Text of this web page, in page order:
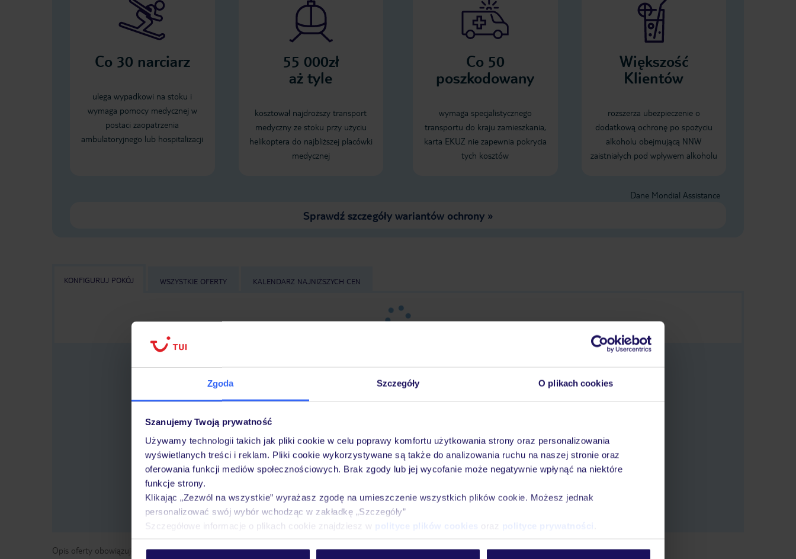
Zgoda Szczegóły O plikach cookies
Szanujemy Twoją prywatność
Używamy technologii takich jak pliki cookie w celu poprawy komfortu użytkowania strony oraz personalizowania
wyświetlanych treści i reklam. Pliki cookie wykorzystywane są także do analizowania ruchu na naszej stronie oraz
oferowania funkcji mediów społecznościowych. Brak zgody lub jej wycofanie może negatywnie wpłynąć na niektóre
funkcje strony.
Klikając „Zezwól na wszystkie” wyrażasz zgodę na umieszczenie wszystkich plików cookie. Możesz jednak
personalizować swój wybór wchodząc w zakładkę „Szczegóły”
Szczegółowe informacje o plikach cookie znajdziesz w polityce plików cookies oraz polityce prywatności
Co 30 narciarz
ulega wypadkowi na stoku i
wymaga pomocy medycznej w
postaci zaopatrzenia
ambulatoryjnego lub hospitalizacji
55 000zł
aż tyle
kosztował najdroższy transport
medyczny ze stoku przy użyciu
helikoptera do najbliższej placówki
medycznej
Co 50
poszkodowany
wymaga specjalistycznego
transportu do kraju zamieszkania,
karta EKUZ nie zapewnia pokrycia
tych kosztów
Większość
Klientów
rozszerza ubezpieczenie o
dodatkową ochronę po spożyciu
alkoholu obejmującą NNW
zaistniałych pod wpływem alkoholu
Dane Mondial Assistance
Sprawdź szczegóły wariantów ochrony »
KONFIGURUJ POKÓJ WSZYSTKIE OFERTY KALENDARZ NAJNIŻSZYCH CEN
Wybierz długość pobytuidatę wyjazdu, aby wyświetlić oferty.
Opis oferty obowiązuje dla wyjazdów w terminie od 1 listopada 2026do31 marca 2027